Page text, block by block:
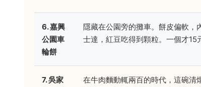
6. 嘉興
公園車
輪餅
隱藏在公園旁的攤車。餅皮偏軟，
士達，紅豆吃得到顆粒。一個才15
7. 吳家
在牛肉麵動輒兩百的時代，這碗清